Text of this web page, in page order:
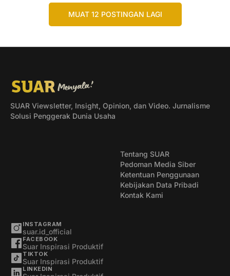
MUAT 12 POSTINGAN LAGI
SUAR Viewsletter, Insight, Opinion, dan Video. Jurnalisme
Solusi Penggerak Dunia Usaha
Tentang SUAR
Pedoman Media Siber
Ketentuan Penggunaan
Kebijakan Data Pribadi
Kontak Kami
INSTAGRAM
suar.id_official
FACEBOOK
Suar Inspirasi Produktif
TIKTOK
Suar Inspirasi Produktif
LINKEDIN